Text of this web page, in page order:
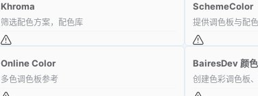
Khroma
筛选配色方案，配色库
SchemeColor
提供调色板与配
Online Color
多色调色板参考
BairesDev 颜